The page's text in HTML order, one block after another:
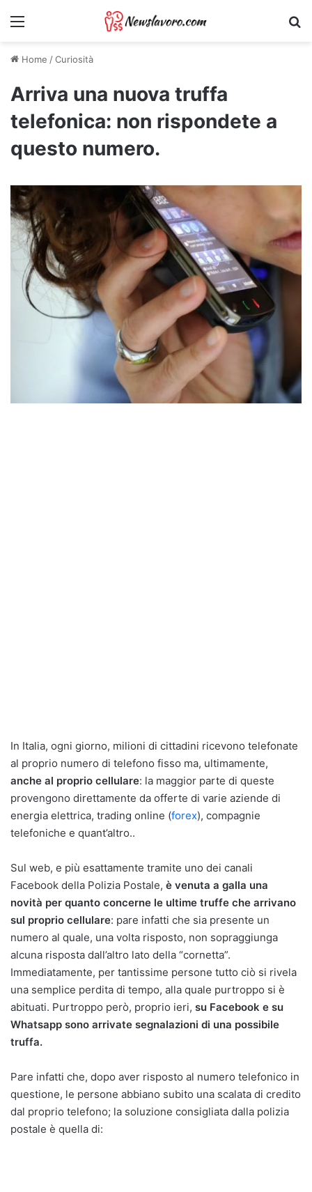
Menu
Home /Curiosità
Arriva una nuova truffa
telefonica: non rispondete a
questo numero.
In Italia, ogni giorno, milioni di cittadini ricevono telefonate
al proprio numero di telefono fisso ma, ultimamente,
anche al proprio cellulare: la maggior parte di queste
provengono direttamente da offerte di varie aziende di
energia elettrica, trading online (forex), compagnie
telefoniche e quant’altro..
Sul web, e più esattamente tramite uno dei canali
Facebook della Polizia Postale, è venuta a galla una
novità per quanto concerne le ultime truffe che arrivano
sul proprio cellulare: pare infatti che sia presente un
numero al quale, una volta risposto, non sopraggiunga
alcuna risposta dall’altro lato della “cornetta”.
Immediatamente, per tantissime persone tutto ciò si rivela
una semplice perdita di tempo, alla quale purtroppo si è
abituati. Purtroppo però, proprio ieri, su Facebook e su
Whatsapp sono arrivate segnalazioni di una possibile
truffa.
Pare infatti che, dopo aver risposto al numero telefonico in
questione, le persone abbiano subito una scalata di credito
dal proprio telefono; la soluzione consigliata dalla polizia
postale è quella di: